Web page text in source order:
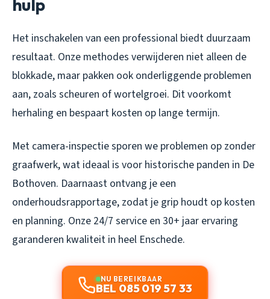
hulp
Het inschakelen van een professional biedt duurzaam
resultaat. Onze methodes verwijderen niet alleen de
blokkade, maar pakken ook onderliggende problemen
aan, zoals scheuren of wortelgroei. Dit voorkomt
herhaling en bespaart kosten op lange termijn.
Met camera-inspectie sporen we problemen op zonder
graafwerk, wat ideaal is voor historische panden in De
Bothoven. Daarnaast ontvang je een
onderhoudsrapportage, zodat je grip houdt op kosten
en planning. Onze 24/7 service en 30+ jaar ervaring
garanderen kwaliteit in heel Enschede.
NU BEREIKBAAR
BEL 085 019 57 33